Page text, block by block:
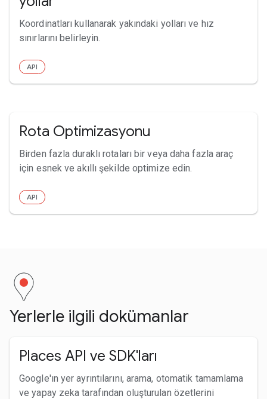
Koordinatları kullanarak yakındaki yolları ve hız
sınırlarını belirleyin.
API
Rota Optimizasyonu
Birden fazla duraklı rotaları bir veya daha fazla araç
için esnek ve akıllı şekilde optimize edin.
API
Yerlerle ilgili dokümanlar
Places API ve SDK'ları
Google'ın yer ayrıntılarını, arama, otomatik tamamlama
ve yapay zeka tarafından oluşturulan özetlerini